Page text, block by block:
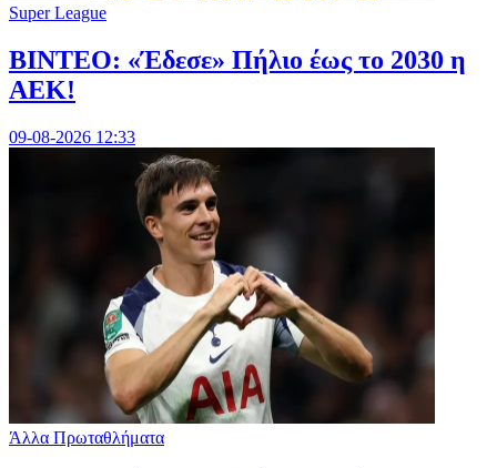
Super League
ΒΙΝΤΕΟ: «Έδεσε» Πήλιο έως το 2030 η
ΑΕΚ!
09-08-2026 12:33
Άλλα Πρωταθλήματα